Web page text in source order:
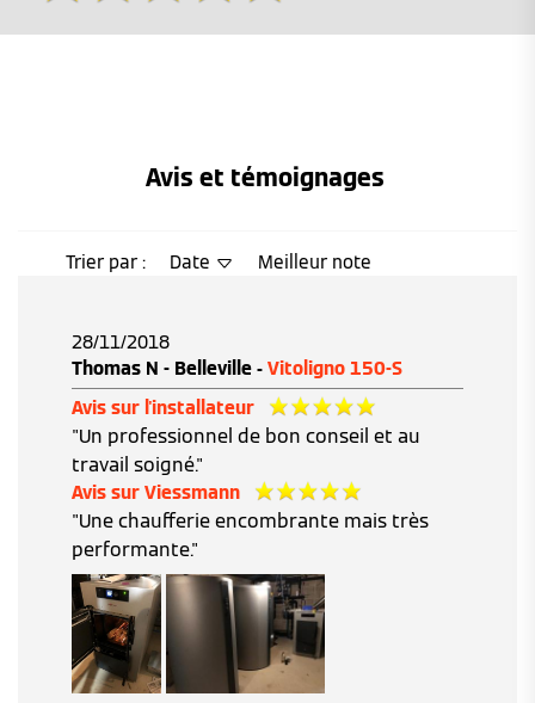
Avis et témoignages
Trier par : Date Meilleur note
28/11/2018
Thomas N - Belleville - Vitoligno 150-S
Avis sur l'installateur
"Un professionnel de bon conseil et au
travail soigné."
Avis sur Viessmann
"Une chaufferie encombrante mais très
performante."